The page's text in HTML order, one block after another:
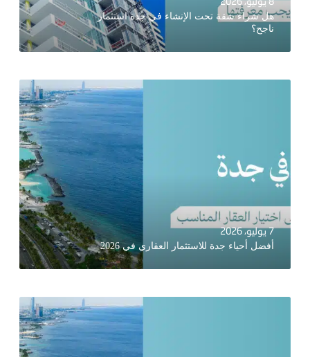
هل شراء شقة تحت الإنشاء في جدة استثمار
ناجح؟
7 يوليو، 2026
أفضل أحياء جدة للاستثمار العقاري في 2026